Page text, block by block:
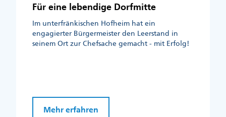
Für eine lebendige Dorfmitte
Im unterfränkischen Hofheim hat ein
engagierter Bürgermeister den Leerstand in
seinem Ort zur Chefsache gemacht - mit Erfolg!
Mehr erfahren